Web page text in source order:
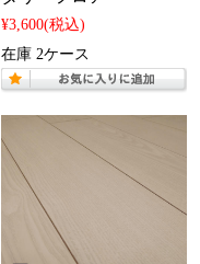
¥3,600(税込)
在庫 2ケース